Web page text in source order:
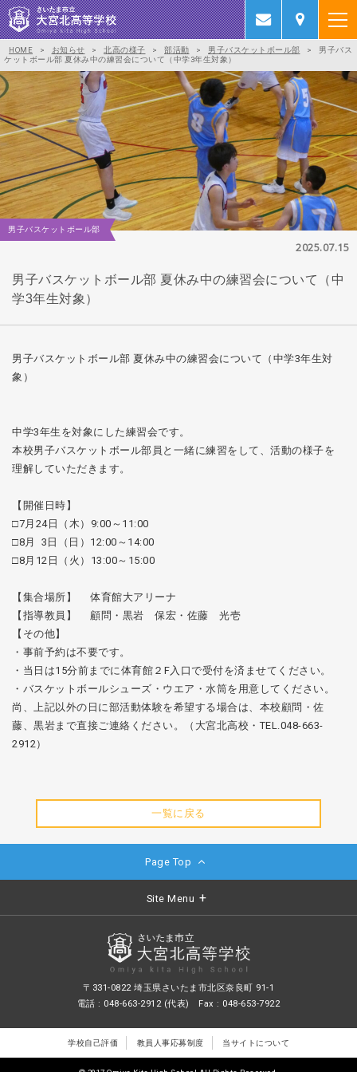
HOME > お知らせ > 北高の様子 > 部活動 > 男子バスケットボール部 >
男子バス
ケットボール部 夏休み中の練習会について（中学3年生対象）
男子バスケットボール部
2025.07.15
男子バスケットボール部 夏休み中の練習会について（中
学3年生対象）
男子バスケットボール部 夏休み中の練習会について（中学3年生対
象）
中学3年生を対象にした練習会です。
本校男子バスケットボール部員と一緒に練習をして、活動の様子を
理解していただきます。
【開催日時】
□7月24日（木）9:00～11:00
□8月 3日（日）12:00～14:00
□8月12日（火）13:00～15:00
【集合場所】 体育館大アリーナ
【指導教員】 顧問・黒岩 保宏・佐藤 光壱
【その他】
・事前予約は不要です。
・当日は15分前までに体育館２F入口で受付を済ませてください。
・バスケットボールシューズ・ウエア・水筒を用意してください。
尚、上記以外の日に部活動体験を希望する場合は、本校顧問・佐
藤、黒岩まで直接ご連絡ください。（大宮北高校・TEL.048-663-
2912）
一覧に戻る
Page Top
Site Menu
〒331-0822 埼玉県さいたま市北区奈良町 91-1
電話 : 048-663-2912 (代表) Fax : 048-653-7922
学校自己評価 教員人事応募制度 当サイトについて